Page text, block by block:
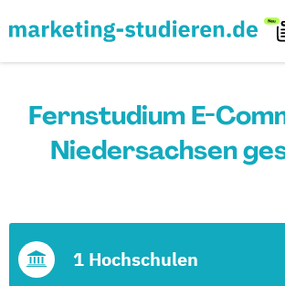
Fernstudium E-
Niedersachsen
1 Hochschulen